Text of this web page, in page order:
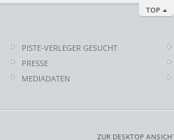
TOP
PISTE-VERLEGER GESUCHT
PRESSE
MEDIADATEN
ZUR DESKTOP